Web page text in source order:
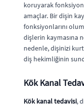
koruyarak
amaçlar. Bir dişin
fonksiyonlarını
dişlerin kaymasına
nedenle, dişinizi
diş hekimliğinin
Kök Kanal
Kök kanal tedavisi,